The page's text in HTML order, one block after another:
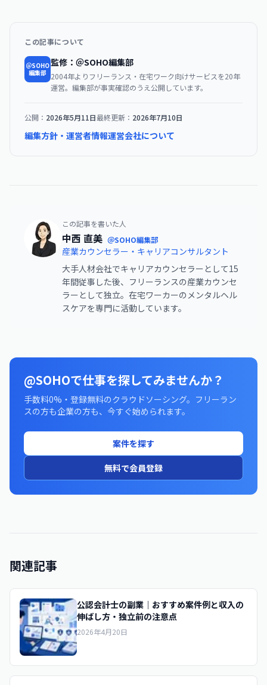
この記事について
＠SOHO
編集部
監修：＠SOHO編集部
2004年よりフリーランス・在宅ワーク向けサービスを20年
運営。編集部が事実確認のうえ公開しています。
公開： 2026年5月11日最終更新： 2026年7月10日
編集方針・運営者情報運営会社について
この記事を書いた人
中西 直美 ＠SOHO編集部
産業カウンセラー・キャリアコンサルタント
大手人材会社でキャリアカウンセラーとして15
年間従事した後、フリーランスの産業カウンセ
ラーとして独立。在宅ワーカーのメンタルヘル
スケアを専門に活動しています。
@SOHOで仕事を探してみませんか？
手数料0%・登録無料のクラウドソーシング。フリーラン
スの方も企業の方も、今すぐ始められます。
案件を探す
無料で会員登録
関連記事
公認会計士の副業｜おすすめ案件例と収入の
伸ばし方・独立前の注意点
2026年4月20日